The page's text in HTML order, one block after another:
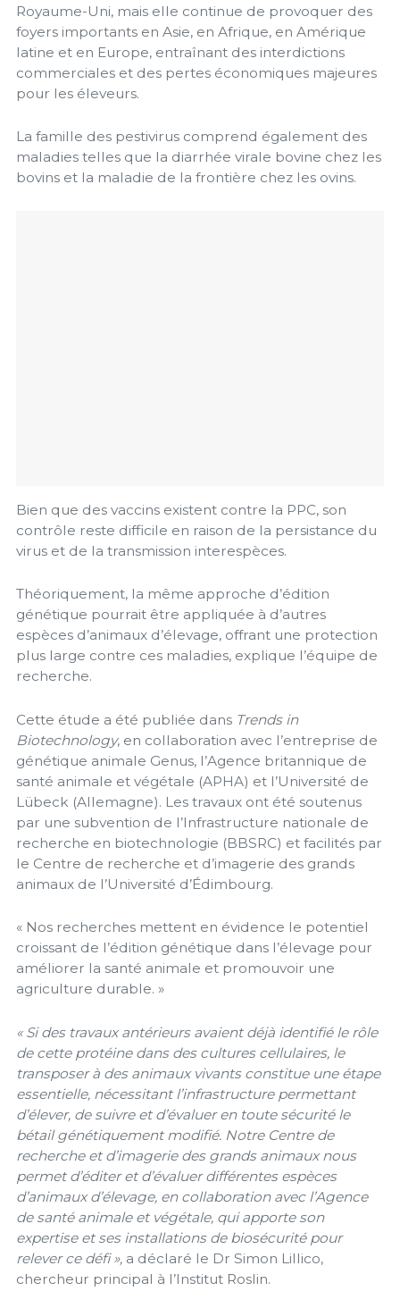
Royaume-Uni, mais elle continue de provoquer des
foyers importants en Asie, en Afrique, en Amérique
latine et en Europe, entraînant des interdictions
commerciales et des pertes économiques majeures
pour les éleveurs.
La famille des pestivirus comprend également des
maladies telles que la diarrhée virale bovine chez les
bovins et la maladie de la frontière chez les ovins.
Bien que des vaccins existent contre la PPC, son
contrôle reste difficile en raison de la persistance du
virus et de la transmission interespèces.
Théoriquement, la même approche d’édition
génétique pourrait être appliquée à d’autres
espèces d’animaux d’élevage, offrant une protection
plus large contre ces maladies, explique l’équipe de
recherche.
Cette étude a été publiée dans Trends in
Biotechnology, en collaboration avec l’entreprise de
génétique animale Genus, l’Agence britannique de
santé animale et végétale (APHA) et l’Université de
Lübeck (Allemagne). Les travaux ont été soutenus
par une subvention de l’Infrastructure nationale de
recherche en biotechnologie (BBSRC) et facilités par
le Centre de recherche et d’imagerie des grands
animaux de l’Université d’Édimbourg.
« Nos recherches mettent en évidence le potentiel
croissant de l’édition génétique dans l’élevage pour
améliorer la santé animale et promouvoir une
agriculture durable. »
« Si des travaux antérieurs avaient déjà identifié le rôle
de cette protéine dans des cultures cellulaires, le
transposer à des animaux vivants constitue une étape
essentielle, nécessitant l’infrastructure permettant
d’élever, de suivre et d’évaluer en toute sécurité le
bétail génétiquement modifié. Notre Centre de
recherche et d’imagerie des grands animaux nous
permet d’éditer et d’évaluer différentes espèces
d’animaux d’élevage, en collaboration avec l’Agence
de santé animale et végétale, qui apporte son
expertise et ses installations de biosécurité pour
relever ce défi », a déclaré le Dr Simon Lillico,
chercheur principal à l’Institut Roslin.